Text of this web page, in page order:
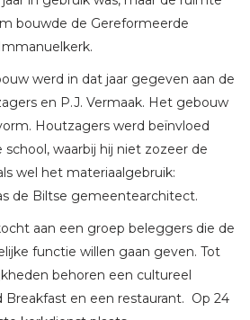
bouwde de Gereformeerde
werd in dat jaar gegeven aan de
en P.J. Vermaak. Het gebouw
Houtzagers werd beïnvloed
waarbij hij niet zozeer de
wel het materiaalgebruik:
de Biltse gemeentearchitect.
aan een groep beleggers die de
functie willen gaan geven. Tot
behoren een cultureel
Breakfast en een restaurant. Op 24